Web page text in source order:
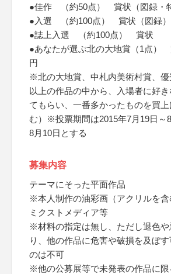
●佳作 （約50点） 賞状（図録・
●入選 （約100点） 賞状（図録）
●誌上入選 （約100点） 賞状
●あなたが選ぶ北の大地賞（1点）
円
※北の大地賞、中札内美術村賞、優
以上の作品の中から、入場者に好
てもらい、一番多かったものを買
む）※投票期間は2015年7月19日～
8月10日とする
募集内容
テーマにそった平面作品
※本人制作の油彩画（アクリルを含
ミクストメディア等
※材料の指定は無し、ただし退色や
り、他の作品に危害や破損を及ぼ
のは不可
※他の公募展等で未発表の作品に限